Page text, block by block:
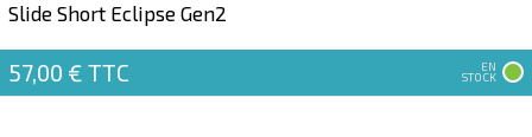
Slide Short Eclipse Gen2
57,00 € TTC EN
STOCK